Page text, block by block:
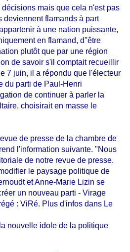
mais que cela n'est pas
deviennent flamands à part
à une nation puissante,
en flamand, d''être
plutôt que par une région
de savoir s'il comptait recueillir
7 juin, il a répondu que l'électeur
du parti de Paul-Henri
de continuer à parler la
choisirait en masse le
de presse de la chambre de
l'information suivante. "Nous
de notre revue de presse.
le paysage politique de
et Anne-Marie Lizin se
un nouveau parti - Virage
: ViRé. Plus d'infos dans Le
nouvelle idole de la politique